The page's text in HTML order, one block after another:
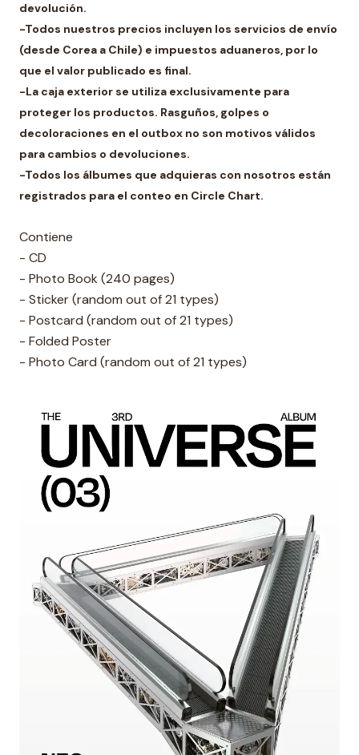
devolución.
-Todos nuestros precios incluyen los servicios de envío
(desde Corea a Chile) e impuestos aduaneros, por lo
que el valor publicado es final.
-La caja exterior se utiliza exclusivamente para
proteger los productos. Rasguños, golpes o
decoloraciones en el outbox no son motivos válidos
para cambios o devoluciones.
-Todos los álbumes que adquieras con nosotros están
registrados para el conteo en Circle Chart.
Contiene
- CD
- Photo Book (240 pages)
- Sticker (random out of 21 types)
- Postcard (random out of 21 types)
- Folded Poster
- Photo Card (random out of 21 types)